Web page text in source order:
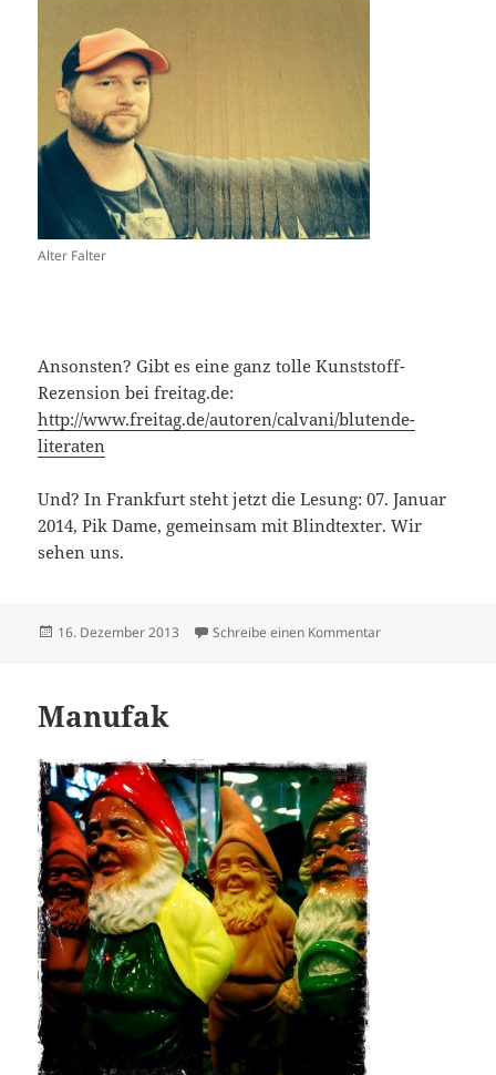
Alter Falter
Ansonsten? Gibt es eine ganz tolle Kunststoff-
Rezension bei freitag.de:
http://www.freitag.de/autoren/calvani/blutende-
literaten
Und? In Frankfurt steht jetzt die Lesung: 07. Januar
2014, Pik Dame, gemeinsam mit Blindtexter. Wir
sehen uns.
Veröffentlicht
16. Dezember 2013 Schreibe einen Kommentarzu Endspurt
Manufak